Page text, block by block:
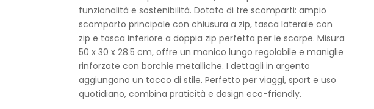
funzionalità e sostenibilità. Dotato di tre scomparti: ampio
scomparto principale con chiusura a zip, tasca laterale con
zip e tasca inferiore a doppia zip perfetta per le scarpe. Misura
50 x 30 x 28.5 cm, offre un manico lungo regolabile e maniglie
rinforzate con borchie metalliche. I dettagli in argento
aggiungono un tocco di stile. Perfetto per viaggi, sport e uso
quotidiano, combina praticità e design eco-friendly.